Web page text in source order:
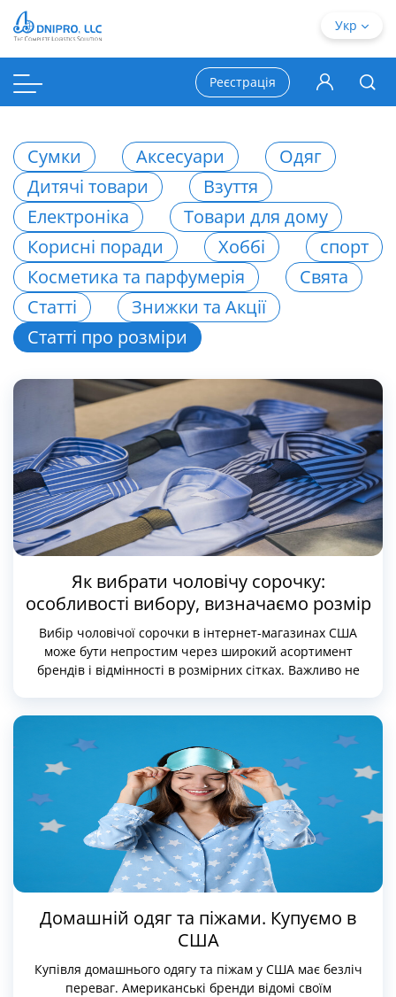
Сумки Аксесуари
Одяг
Дитячі товари
Взуття
Електроніка
Товари для дому
Корисні поради
Хоббі
спорт
Косметика та парфумерія
Свята
Статті
Знижки та Акції
Статті про розміри
Як вибрати чоловічу сорочку:
особливості вибору, визначаємо розмір
Вибір чоловічої сорочки в інтернет-магазинах США
може бути непростим через широкий асортимент
брендів і відмінності в розмірних сітках. Важливо не
Домашній одяг та піжами. Купуємо в
США
Купівля домашнього одягу та піжам у США має безліч
переваг. Американські бренди відомі своїм
Укр
Реєстрація